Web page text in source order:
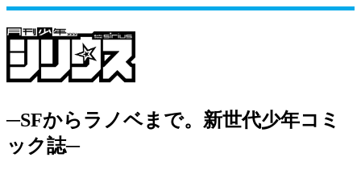
─SFからラノベまで。新世代少年コミ
ック誌─